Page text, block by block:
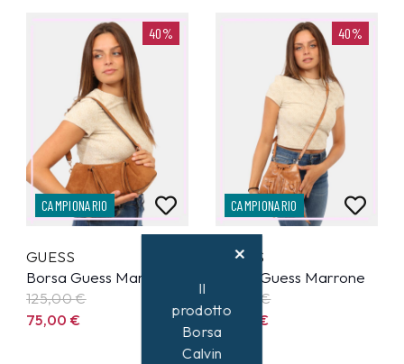
40%
CAMPIONARIO
GUESS
Borsa Guess Marrone
125,00€
75,00€
40%
CAMPIONARIO
GUESS
Borsa Guess Marrone
€
57,00
€
Il
prodotto
Borsa
Calvin